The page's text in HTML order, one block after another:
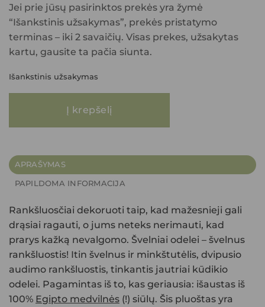
Jei prie jūsų pasirinktos prekės yra žymė
“Išankstinis užsakymas”, prekės pristatymo
terminas – iki 2 savaičių. Visas prekes, užsakytas
kartu, gausite ta pačia siunta.
Išankstinis užsakymas
Į krepšelį
APRAŠYMAS
PAPILDOMA INFORMACIJA
Rankšluosčiai dekoruoti taip, kad mažesnieji gali
drąsiai ragauti, o jums neteks nerimauti, kad
prarys kažką nevalgomo. Švelniai odelei – švelnus
rankšluostis! Itin švelnus ir minkštutėlis, dvipusio
audimo rankšluostis, tinkantis jautriai kūdikio
odelei. Pagamintas iš to, kas geriausia: išaustas iš
100% Egipto medvilnės (!) siūlų. Šis pluoštas yra